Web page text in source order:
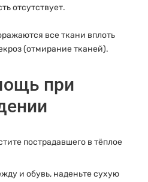
отсутствует.
все ткани вплоть
(отмирание тканей).
при
пострадавшего в тёплое
и обувь, наденьте сухую